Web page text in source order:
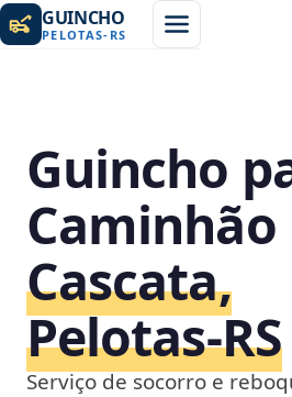
GUINCHO
PELOTAS- RS
Guincho
Caminhão
Cascata,
Pelotas‑RS
Serviço de socorro e